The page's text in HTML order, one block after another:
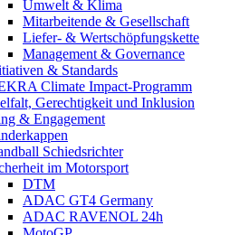
Umwelt & Klima
Mitarbeitende & Gesellschaft
Liefer- & Wertschöpfungskette
Management & Governance
& Standards
Climate Impact-Programm
Gerechtigkeit und Inklusion​
& Engagement
Schiedsrichter
im Motorsport
DTM
ADAC GT4 Germany
ADAC RAVENOL 24h